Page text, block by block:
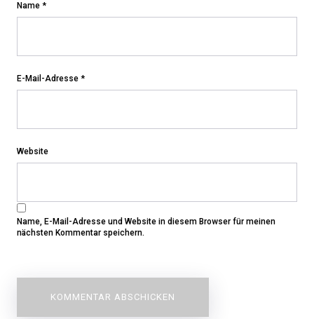
Name *
E-Mail-Adresse *
Website
Name, E-Mail-Adresse und Website in diesem Browser für meinen
nächsten Kommentar speichern.